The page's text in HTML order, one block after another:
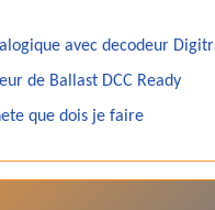
avec decodeur
de Ballast DCC Ready
que dois je faire